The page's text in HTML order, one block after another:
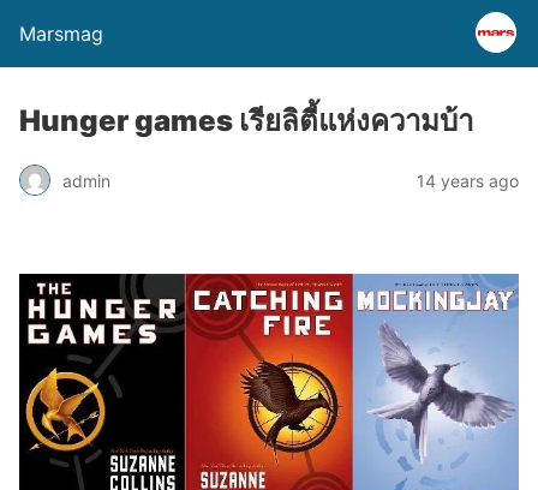
Marsmag
Hunger games เรียลิตี้แห่งความบ้า
admin 14 years ago